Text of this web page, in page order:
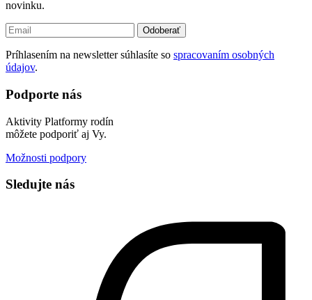
novinku.
Odoberať
Príhlasením na newsletter súhlasíte so spracovaním osobných
údajov.
Podporte nás
Aktivity Platformy rodín
môžete podporiť aj Vy.
Možnosti podpory
Sledujte nás